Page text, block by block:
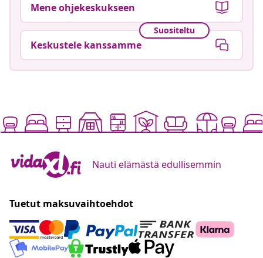
Mene ohjekeskukseen
Suositeltu
Keskustele kanssamme
Nauti elämästä edullisemmin
Tuetut maksuvaihtoehdot